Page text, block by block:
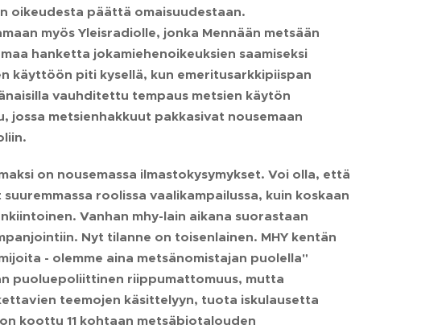
oikeudesta päättä omaisuudestaan.
myös Yleisradiolle, jonka Mennään metsään
hanketta jokamiehenoikeuksien saamiseksi
käyttöön piti kysellä, kun emeritusarkkipiispan
vauhditettu tempaus metsien käytön
metsienhakkuut pakkasivat nousemaan
on nousemassa ilmastokysymykset. Voi olla, että
roolissa vaalikampailussa, kuin koskaan
Vanhan mhy-lain aikana suorastaan
Nyt tilanne on toisenlainen. MHY kentän
- olemme aina metsänomistajan puolella"
puoluepoliittinen riippumattomuus, mutta
teemojen käsittelyyn, tuota iskulausetta
koottu 11 kohtaan metsäbiotalouden